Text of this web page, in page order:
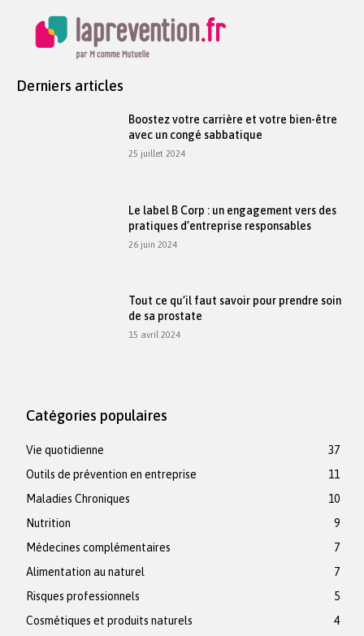
Derniers articles
Boostez votre carrière et votre bien-être
avec un congé sabbatique
25 juillet 2024
Le label B Corp : un engagement vers des
pratiques d’entreprise responsables
26 juin 2024
Tout ce qu’il faut savoir pour prendre soin
de sa prostate
15 avril 2024
Catégories populaires
Vie quotidienne
37
Outils de prévention en entreprise
11
Maladies Chroniques
10
Nutrition
9
Médecines complémentaires
7
Alimentation au naturel
7
Risques professionnels
5
Cosmétiques et produits naturels
4